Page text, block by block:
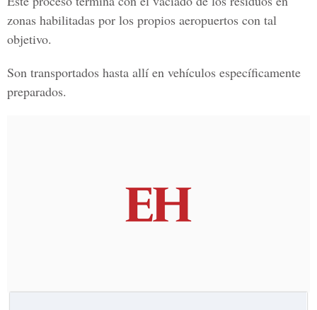
zonas habilitadas por los propios aeropuertos con tal
objetivo.
Son transportados hasta allí en vehículos específicamente
preparados.